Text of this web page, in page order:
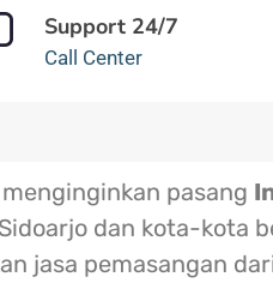
Support 24/7
Call Center
pasang
dan kota-kota
jasa pemasangan